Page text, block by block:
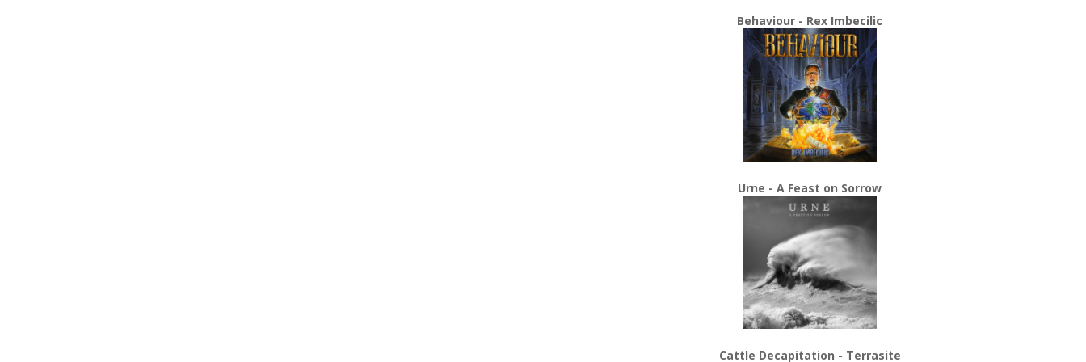
Behaviour - Rex Imbecilic
Urne - A Feast on Sorrow
Cattle Decapitation - Terrasite